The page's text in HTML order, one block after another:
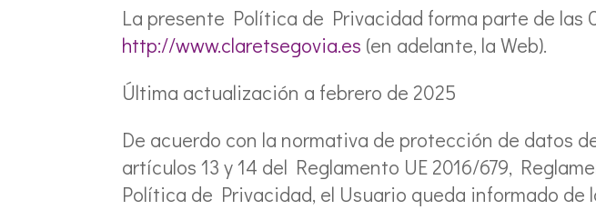
La presente Política de Privacidad forma parte de las
http://www.claretsegovia.es (en adelante, la Web).
Última actualización a febrero de 2025
De acuerdo con la normativa de protección de datos
artículos 13 y 14 del Reglamento UE 2016/679,
Política de Privacidad, el Usuario queda informado de